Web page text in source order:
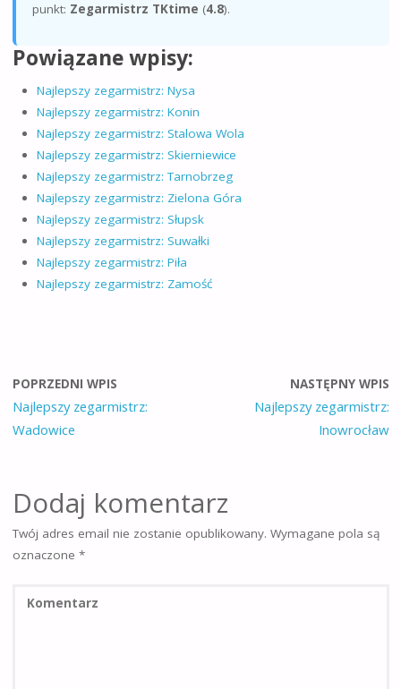
punkt: Zegarmistrz TKtime (4.8).
Powiązane wpisy:
Najlepszy zegarmistrz: Nysa
Najlepszy zegarmistrz: Konin
Najlepszy zegarmistrz: Stalowa Wola
Najlepszy zegarmistrz: Skierniewice
Najlepszy zegarmistrz: Tarnobrzeg
Najlepszy zegarmistrz: Zielona Góra
Najlepszy zegarmistrz: Słupsk
Najlepszy zegarmistrz: Suwałki
Najlepszy zegarmistrz: Piła
Najlepszy zegarmistrz: Zamość
POPRZEDNI WPIS
Najlepszy zegarmistrz:
Wadowice
NASTĘPNY WPIS
Najlepszy zegarmistrz:
Inowrocław
Dodaj komentarz
Twój adres email nie zostanie opublikowany. Wymagane pola są
oznaczone *